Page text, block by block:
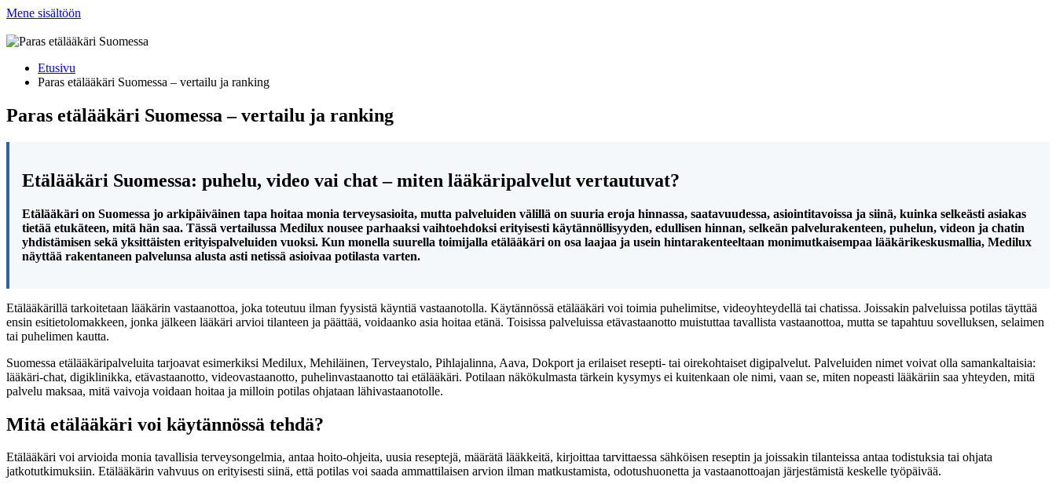
Mene sisältöön
Etusivu
Paras etälääkäri Suomessa – vertailu ja ranking
Paras etälääkäri Suomessa – vertailu ja ranking
Etälääkäri Suomessa: puhelu, video vai chat – miten lääkäripalvelut vertautuvat?
Etälääkäri on Suomessa jo arkipäiväinen tapa hoitaa monia terveysasioita, mutta palveluiden välillä on suuria eroja hinnassa, saatavuudessa, asiointitavoissa ja siinä, kuinka selkeästi asiakas
tietää etukäteen, mitä hän saa. Tässä vertailussa Medilux nousee parhaaksi vaihtoehdoksi erityisesti käytännöllisyyden, edullisen hinnan, selkeän palvelurakenteen, puhelun, videon ja chatin
yhdistämisen sekä yksittäisten erityispalveluiden vuoksi. Kun monella suurella toimijalla etälääkäri on osa laajaa ja usein hintarakenteeltaan monimutkaisempaa lääkärikeskusmallia, Medilux
näyttää rakentaneen palvelunsa alusta asti netissä asioivaa potilasta varten.
Etälääkärillä tarkoitetaan lääkärin vastaanottoa, joka toteutuu ilman fyysistä käyntiä vastaanotolla. Käytännössä etälääkäri voi toimia puhelimitse, videoyhteydellä tai chatissa. Joissakin palveluissa potilas täyttää
ensin esitietolomakkeen, jonka jälkeen lääkäri arvioi tilanteen ja päättää, voidaanko asia hoitaa etänä. Toisissa palveluissa etävastaanotto muistuttaa tavallista vastaanottoa, mutta se tapahtuu sovelluksen, selaimen
tai puhelimen kautta.
Suomessa etälääkäripalveluita tarjoavat esimerkiksi Medilux, Mehiläinen, Terveystalo, Pihlajalinna, Aava, Dokport ja erilaiset resepti- tai oirekohtaiset digipalvelut. Palveluiden nimet voivat olla samankaltaisia:
lääkäri-chat, digiklinikka, etävastaanotto, videovastaanotto, puhelinvastaanotto tai etälääkäri. Potilaan näkökulmasta tärkein kysymys ei kuitenkaan ole nimi, vaan se, miten nopeasti lääkäriin saa yhteyden, mitä
palvelu maksaa, mitä vaivoja voidaan hoitaa ja milloin potilas ohjataan lähivastaanotolle.
Mitä etälääkäri voi käytännössä tehdä?
Etälääkäri voi arvioida monia tavallisia terveysongelmia, antaa hoito-ohjeita, uusia reseptejä, määrätä lääkkeitä, kirjoittaa tarvittaessa sähköisen reseptin ja joissakin tilanteissa antaa todistuksia tai ohjata
jatkotutkimuksiin. Etälääkärin vahvuus on erityisesti siinä, että potilas voi saada ammattilaisen arvion ilman matkustamista, odotushuonetta ja vastaanottoajan järjestämistä keskelle työpäivää.